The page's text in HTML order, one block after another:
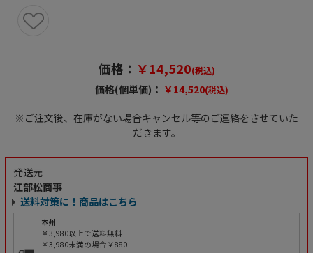
価格： ￥14,520(税込)
価格(個単価)： ￥14,520(税込)
※ご注文後、在庫がない場合キャンセル等のご連絡をさせていた
だきます。
発送元
江部松商事
送料対策に！商品はこちら
本州
￥3,980以上で送料無料
￥3,980未満の場合￥880